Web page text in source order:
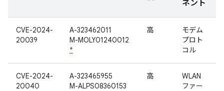
ネント
CVE-2024-
20039
A-323462011
M-MOLY01240012
*
高
モデム
プロト
コル
CVE-2024-
20040
A-323465955
M-ALPS08360153
高
WLAN
ファー